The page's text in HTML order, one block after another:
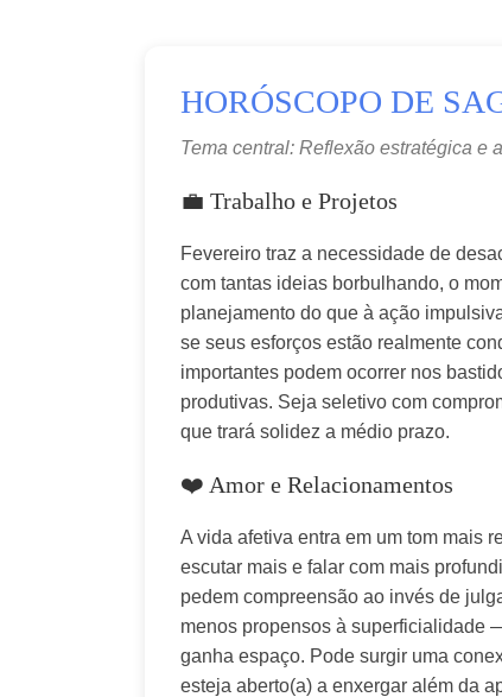
HORÓSCOPO DE
Tema central: Reflexão estratégica e
💼 Trabalho e Projetos
Fevereiro traz a necessidade de
com tantas ideias borbulhando, o
planejamento do que à ação
se seus esforços estão realmente
importantes podem ocorrer nos
produtivas. Seja seletivo com
que trará solidez a médio prazo.
❤️ Amor e Relacionamentos
A vida afetiva entra em um tom mais
escutar mais e falar com mais
pedem compreensão ao invés de
menos propensos à superficialidade
ganha espaço. Pode surgir uma
esteja aberto(a) a enxergar além da